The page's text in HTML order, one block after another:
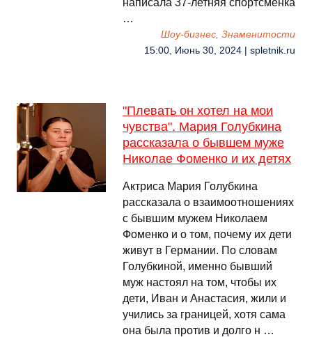
написала 37-летняя спортсменка
…
Шоу-бизнес, Знаменитости
15:00, Июнь 30, 2024 | spletnik.ru
"Плевать он хотел на мои
чувства". Мария Голубкина
рассказала о бывшем муже
Николае Фоменко и их детях
Актриса Мария Голубкина
рассказала о взаимоотношениях
с бывшим мужем Николаем
Фоменко и о том, почему их дети
живут в Германии. По словам
Голубкиной, именно бывший
муж настоял на том, чтобы их
дети, Иван и Анастасия, жили и
учились за границей, хотя сама
она была против и долго н …